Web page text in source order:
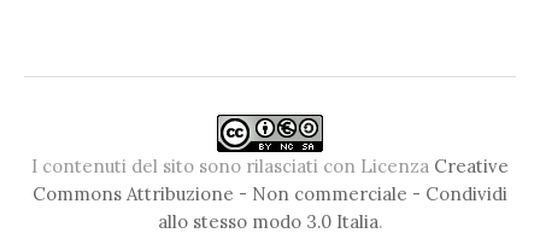
I contenuti del sito sono rilasciati con Licenza Creative
Commons Attribuzione - Non commerciale - Condividi
allo stesso modo 3.0 Italia.